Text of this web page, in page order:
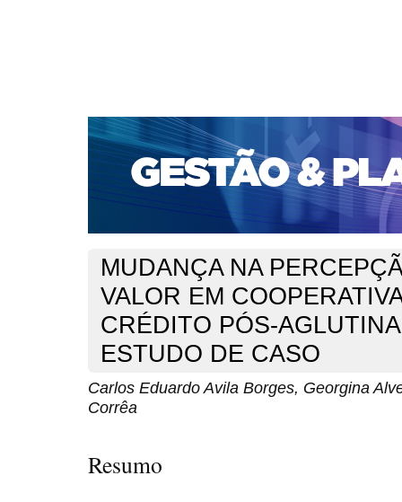
CAPA SOBRE ACESSO CADASTRO
PORTAL DE REVISTAS DA UNIFACS
SUBMISSÕES
PARA SUBMISSÃO DE ARTIGOS
TUTORIAL PARA
Capa Borges
MUDANÇA NA
VALOR EM
CRÉDITO PÓS-
ESTUDO DE CASO
Carlos Eduardo Avila Borges, Georgina
Corrêa
Resumo